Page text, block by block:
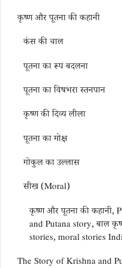
कृष्ण और पूतना की कहानी
कंस की चाल
पूतना का रूप बदलना
पूतना का विषभरा स्तनपान
कृष्ण की दिव्य लीला
पूतना का मोक्ष
गोकुल का उल्लास
सीख (Moral)
कृष्ण और पूतना की कहानी,
and Putana story, बाल
stories, moral stories
The Story of Krishna and